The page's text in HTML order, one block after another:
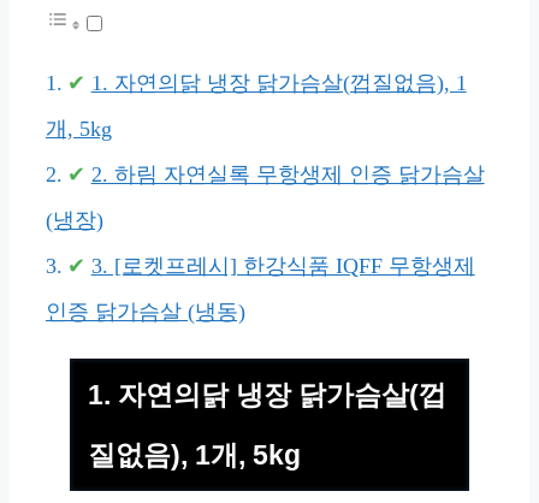
1. 자연의닭 냉장 닭가슴살(껍질없음), 1
개, 5kg
2. 하림 자연실록 무항생제 인증 닭가슴살
(냉장)
3. [로켓프레시] 한강식품 IQFF 무항생제
인증 닭가슴살 (냉동)
1. 자연의닭 냉장 닭가슴살(껍
질없음), 1개, 5kg